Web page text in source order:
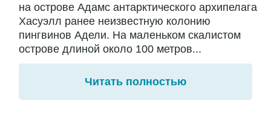
на острове Адамс антарктического архипелага
Хасуэлл ранее неизвестную колонию
пингвинов Адели. На маленьком скалистом
острове длиной около 100 метров...
Читать полностью